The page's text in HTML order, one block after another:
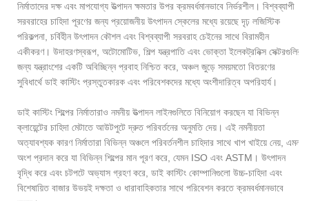
নির্মাতাদের দক্ষ এবং মাপযোগ্য উত্পাদন ক্ষমতার উপর ক্রমবর্ধমানভাবে নির্ভরশীল। বিশ্বব্যাপী
সরবরাহের চাহিদা পূরণের জন্য প্রয়োজনীয় উৎপাদন স্কেলের মধ্যে রয়েছে দৃঢ় লজিস্টিক
পরিকল্পনা, চর্বিহীন উৎপাদন কৌশল এবং বিশ্বব্যাপী সরবরাহ চেইনের সাথে বিরামহীন
একীকরণ। উদাহরণস্বরূপ, অটোমোটিভ, শিল্প যন্ত্রপাতি এবং ভোক্তা ইলেকট্রনিক্স সেক্টরগুলির
জন্য যন্ত্রাংশের একটি অবিচ্ছিন্ন প্রবাহ নিশ্চিত করে, অঞ্চল জুড়ে সময়মতো বিতরণের
সুবিধার্থে ডাই কাস্টিং প্রস্তুতকারক এবং পরিবেশকদের মধ্যে অংশীদারিত্ব অপরিহার্য।
ডাই কাস্টিং শিল্পের নির্মাতারাও নমনীয় উত্পাদন লাইনগুলিতে বিনিয়োগ করছেন যা বিভিন্ন
ক্লায়েন্টের চাহিদা মেটাতে আউটপুটে দ্রুত পরিবর্তনের অনুমতি দেয়। এই নমনীয়তা
অত্যাবশ্যক কারণ নির্মাতারা বিভিন্ন অঞ্চলে পরিবর্তনশীল চাহিদার সাথে খাপ খাইয়ে নেয়, এমন
অংশ প্রদান করে যা বিভিন্ন শিল্পের মান পূরণ করে, যেমন ISO এবং ASTM। উৎপাদন
বৃদ্ধি করে এবং চটপটে অভ্যাস গ্রহণ করে, ডাই কাস্টিং কোম্পানিগুলো উচ্চ-চাহিদা এবং
বিশেষায়িত বাজার উভয়ই দক্ষতা ও ধারাবাহিকতার সাথে পরিবেশন করতে ক্রমবর্ধমানভাবে